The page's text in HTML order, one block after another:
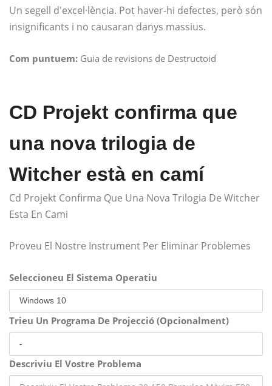
Un segell d'excel·lència. Pot haver-hi defectes, però són
insignificants i no causaran danys massius.
Com puntuem: Guia de revisions de Destructoid
CD Projekt confirma que
una nova trilogia de
Witcher està en camí
Cd Projekt Confirma Que Una Nova Trilogia De Witcher
Esta En Cami
Proveu El Nostre Instrument Per Eliminar Problemes
Seleccioneu El Sistema Operatiu
Trieu Un Programa De Projecció (Opcionalment)
Descriviu El Vostre Problema